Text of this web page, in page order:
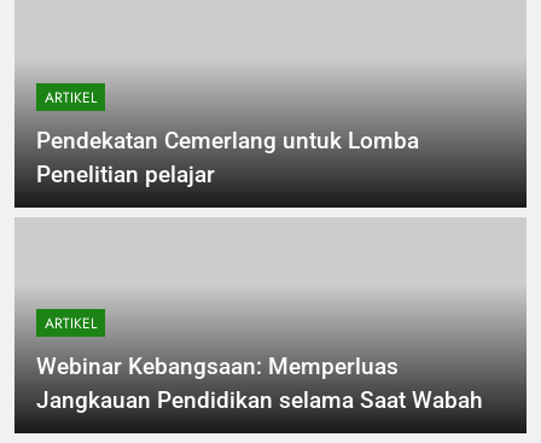
ARTIKEL
Pendekatan Cemerlang untuk Lomba
Penelitian pelajar
ARTIKEL
Webinar Kebangsaan: Memperluas
Jangkauan Pendidikan selama Saat Wabah